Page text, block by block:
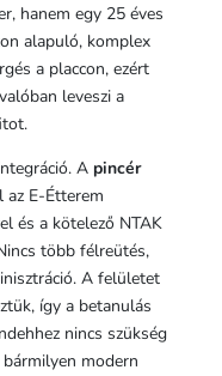
hanem egy 25 éves
alapuló, komplex
a placcon, ezért
leveszi a
A pincér
E-Étterem
és a kötelező NTAK
több félreütés,
A felületet
így a betanulás
nincs szükség
modern